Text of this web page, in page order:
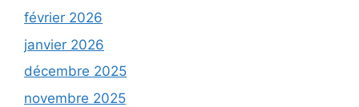
février 2026
janvier 2026
décembre 2025
novembre 2025